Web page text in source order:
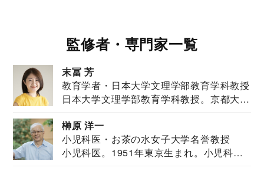
監修者・専門家一覧
末冨 芳
教育学者・日本大学文理学部教育学科教授
日本大学文理学部教育学科教授。京都大学
榊原 洋一
小児科医・お茶の水女子大学名誉教授
小児科医。1951年東京生まれ。小児科